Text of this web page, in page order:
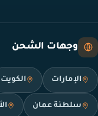
وجهات الشحن
الإمارات الكويت
سلطنة عمان